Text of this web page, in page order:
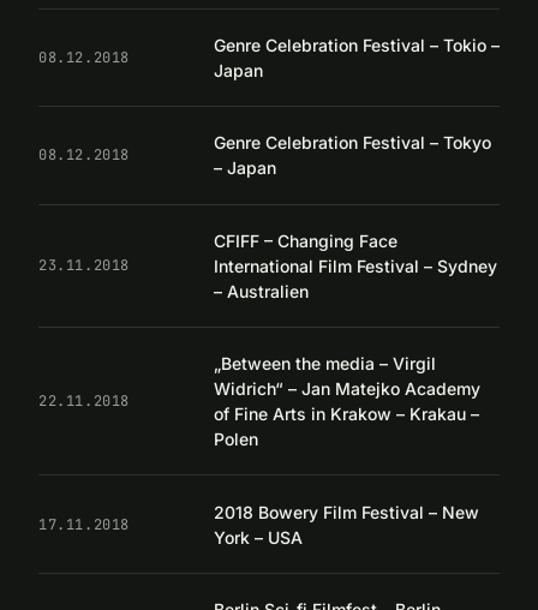
08.12.2018
Genre Celebration Festival – Tokio –
Japan
08.12.2018
Genre Celebration Festival – Tokyo
– Japan
23.11.2018
CFIFF – Changing Face
International Film Festival – Sydney
– Australien
22.11.2018
„Between the media – Virgil
Widrich“ – Jan Matejko Academy
of Fine Arts in Krakow – Krakau –
Polen
17.11.2018
2018 Bowery Film Festival – New
York – USA